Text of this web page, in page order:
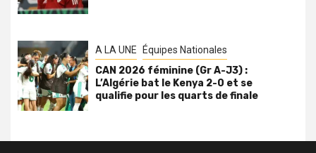
A LA UNE Équipes Nationales
CAN 2026 féminine (Gr A-J3) :
L’Algérie bat le Kenya 2-0 et se
qualifie pour les quarts de finale